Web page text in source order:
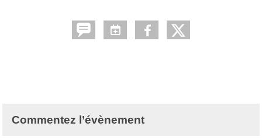
Commentez l’évènement